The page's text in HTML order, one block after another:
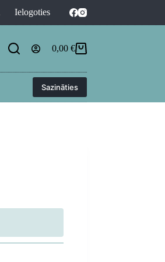
Ielogoties
Shopping
0,00 €
Sazināties